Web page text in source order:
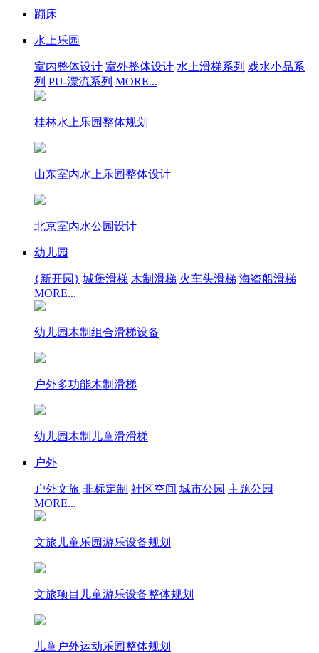
蹦床
水上乐园
室内整体设计 室外整体设计 水上滑梯系列 戏水小品系
列 PU-漂流系列 MORE...
桂林水上乐园整体规划
山东室内水上乐园整体设计
北京室内水公园设计
幼儿园
{新开园} 城堡滑梯 木制滑梯 火车头滑梯 海盗船滑梯
MORE...
幼儿园木制组合滑梯设备
户外多功能木制滑梯
幼儿园木制儿童滑滑梯
户外
户外文旅 非标定制 社区空间 城市公园 主题公园
MORE...
文旅儿童乐园游乐设备规划
文旅项目儿童游乐设备整体规划
儿童户外运动乐园整体规划